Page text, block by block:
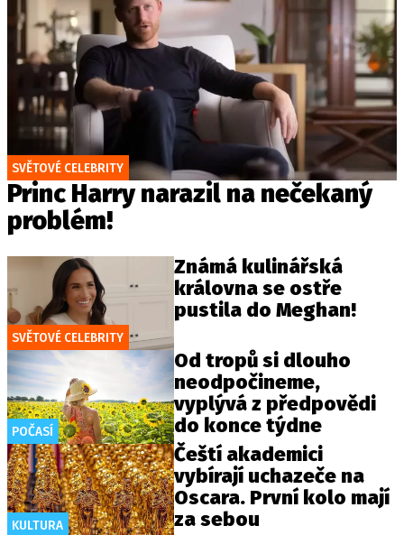
SVĚTOVÉ CELEBRITY
Princ Harry narazil na nečekaný
problém!
SVĚTOVÉ CELEBRITY
Známá kulinářská
královna se ostře
pustila do Meghan!
POČASÍ
Od tropů si dlouho
neodpočineme,
vyplývá z předpovědi
do konce týdne
KULTURA
Čeští akademici
vybírají uchazeče na
Oscara. První kolo mají
za sebou